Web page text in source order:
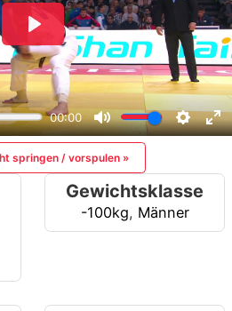
springen / vorspulen »
Gewichtsklasse
-100kg, Männer